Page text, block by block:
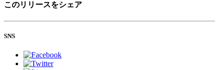
このリリースをシェア
SNS